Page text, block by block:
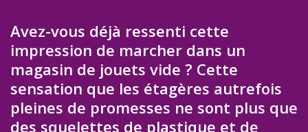
Avez-vous déjà ressenti cette
impression de marcher dans un
magasin de jouets vide ? Cette
sensation que les étagères autrefois
pleines de promesses ne sont plus que
des squelettes de plastique et de